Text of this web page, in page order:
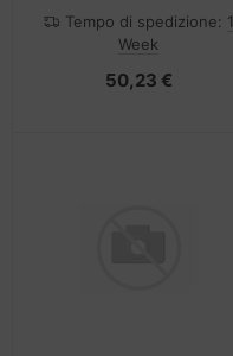
Tempo di spedizione: 1
Week
50,23 €